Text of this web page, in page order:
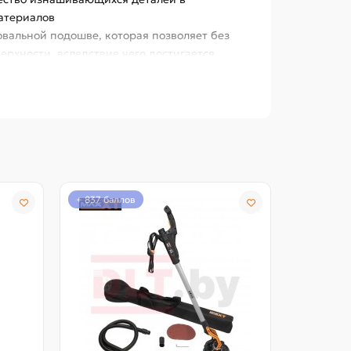
подошве, которая позволяет без
вследствие чего достигается
компании NSK. Подложка шлифовальной
с изогнутыми формами
+ 837 баллов